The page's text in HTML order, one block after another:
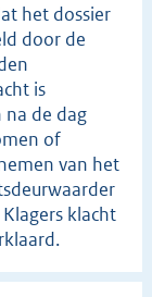
het dossier
door de
is
de dag
of
van het
klacht